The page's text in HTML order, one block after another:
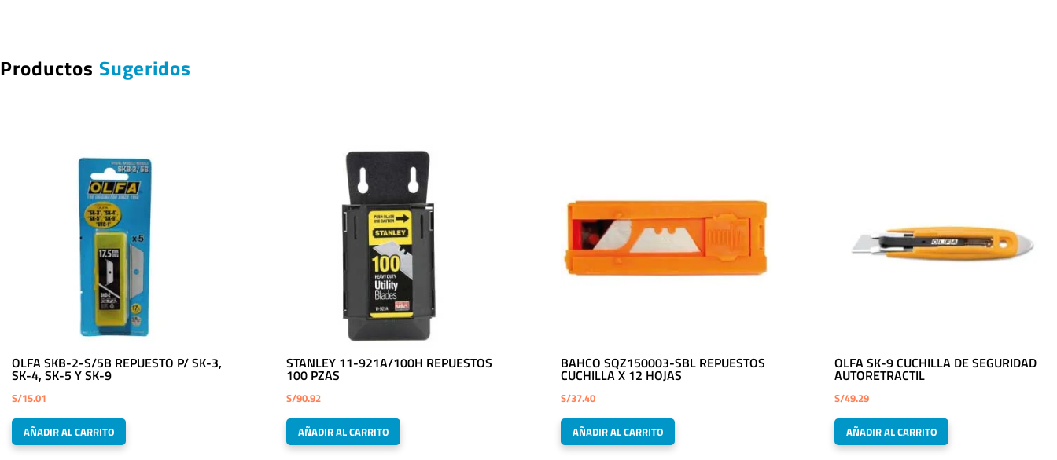
Productos Sugeridos
OLFA SKB-2-S/5B REPUESTO P/ SK-3,
SK-4, SK-5 Y SK-9
S/15.01
AÑADIR AL CARRITO
STANLEY 11-921A/100H REPUESTOS
100 PZAS
S/90.92
AÑADIR AL CARRITO
BAHCO SQZ150003-SBL REPUESTOS
CUCHILLA X 12 HOJAS
S/37.40
AÑADIR AL CARRITO
OLFA SK-9 CUCHILLA DE SEGURIDAD
AUTORETRACTIL
S/49.29
AÑADIR AL CARRITO